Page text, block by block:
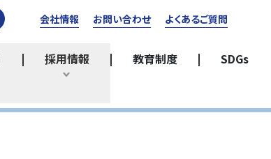
採用情報
ひらく
教育制度 SDGs
会社情報 お問い合わせ よくあるご質問